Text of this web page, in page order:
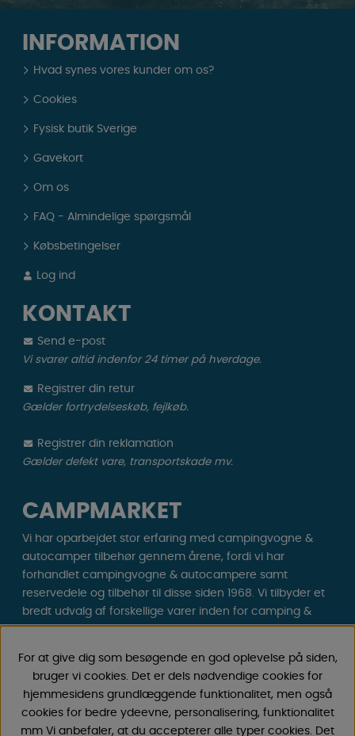
INFORMATION
Hvad synes vores kunder om os?
Cookies
Fysisk butik Sverige
Gavekort
Om os
FAQ - Almindelige spørgsmål
Købsbetingelser
Log ind
KONTAKT
Send e-post
Vi svarer altid indenfor 24 timer på hverdage.
Registrer din retur
Gælder fortrydelseskøb, fejlkøb.
Registrer din reklamation
Gælder defekt vare, transportskade mv.
CAMPMARKET
Vi har oparbejdet stor erfaring med campingvogne &
autocamper tilbehør gennem årene, fordi vi har
forhandlet campingvogne & autocampere samt
reservedele og tilbehør til disse siden 1968. Vi tilbyder et
bredt udvalg af forskellige varer inden for camping &
fritid til gode priser med lave fragtomkostninger . Du vil
30.000 produkter!
Følg os på Facebook og Instagram for inspiration,
nyheder og eksklusive tilbud. Campinglivet begynder
For at give dig som besøgende en god oplevelse på siden,
bruger vi cookies. Det er dels nødvendige cookies for
hjemmesidens grundlæggende funktionalitet, men også
cookies for bedre ydeevne, personalisering, funktionalitet
mm Vi anbefaler, at du accepterer alle typer cookies. Det